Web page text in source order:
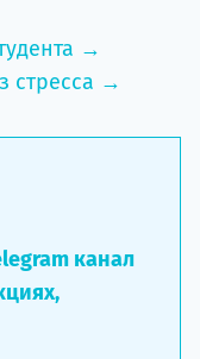
→
стресса →
канал